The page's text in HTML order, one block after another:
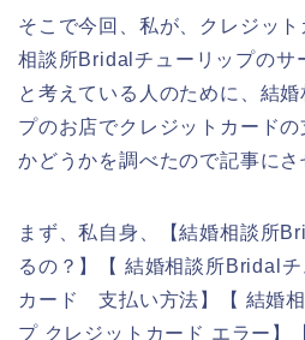
そこで今回、私が、クレジッ
相談所Bridalチューリップのサ
と考えている人のために、結
プのお店でクレジットカード
かどうかを調べたので記事にさ
まず、私自身、【結婚相談所
るの？】【 結婚相談所Bridal
カード 支払い方法】【 結婚
プ クレジットカード エラー】